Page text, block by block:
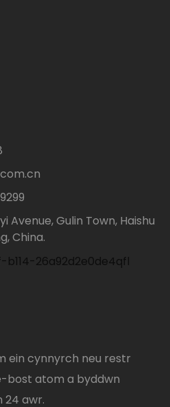
Avenue, Gulin Town, Haishu
China.
ein cynnyrch neu restr
bost atom a byddwn
24 awr.